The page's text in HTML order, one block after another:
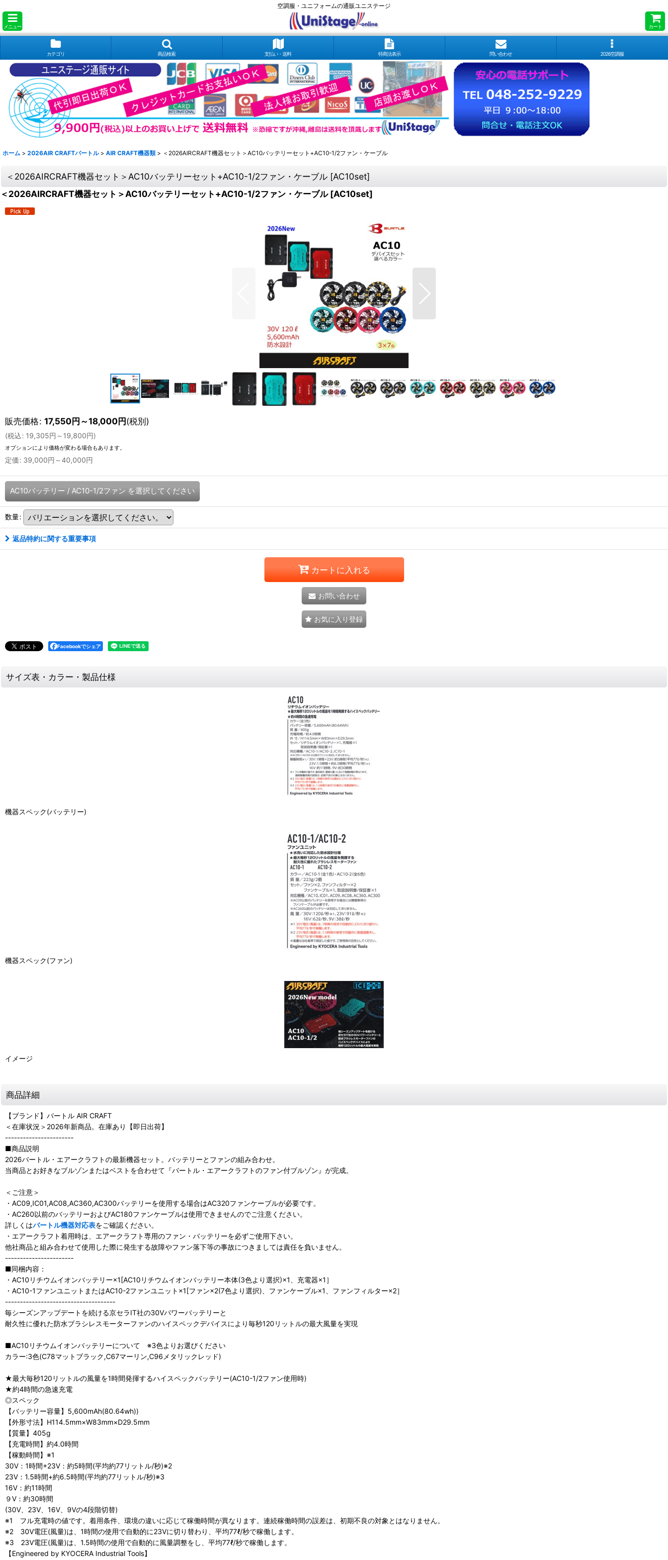
空調服・ユニフォームの通販ユニステージ
メニュー カート
カテゴリ 商品検索 支払い・送料 特商法表示 問い合わせ 2026空調服
ホーム > 2026AIR CRAFTバートル > AIR CRAFT機器類 > ＜2026AIRCRAFT機器セット＞AC10バッテリーセット+AC10-1/2ファン・ケーブル
＜2026AIRCRAFT機器セット＞AC10バッテリーセット+AC10-1/2ファン・ケーブル [AC10set]
＜2026AIRCRAFT機器セット＞AC10バッテリーセット+AC10-1/2ファン・ケーブル [AC10set]
販売価格: 17,550円～18,000円(税別)
(税込: 19,305円 ～19,800円)
オプションにより価格が変わる場合もあります。
定価: 39,000円 ～40,000円
AC10バッテリー / AC10-1/2ファン を選択してください
数量:
返品特約に関する重要事項
カートに入れる
お問い合わせ
お気に入り登録
Facebookでシェア
サイズ表・カラー・製品仕様
機器スペック(バッテリー)
機器スペック(ファン)
イメージ
商品詳細
【ブランド】バートル AIR CRAFT
＜在庫状況＞2026年新商品。在庫あり【即日出荷】
-----------------------
■商品説明
2026バートル・エアークラフトの最新機器セット。バッテリーとファンの組み合わせ。
当商品とお好きなブルゾンまたはベストを合わせて『バートル・エアークラフトのファン付ブルゾン』が完成。
＜ご注意＞
・AC09,IC01,AC08,AC360,AC300バッテリーを使用する場合はAC320ファンケーブルが必要です。
・AC260以前のバッテリーおよびAC180ファンケーブルは使用できませんのでご注意ください。
詳しくはバートル機器対応表をご確認ください。
・エアークラフト着用時は、エアークラフト専用のファン・バッテリーを必ずご使用下さい。
他社商品と組み合わせて使用した際に発生する故障やファン落下等の事故につきましては責任を負いません。
-----------------------
■同梱内容：
・AC10リチウムイオンバッテリー×1[AC10リチウムイオンバッテリー本体(3色より選択)×1、充電器×1］
・AC10-1ファンユニットまたはAC10-2ファンユニット×1[ファン×2(7色より選択)、ファンケーブル×1、ファンフィルター×2］
-------------------------------------
毎シーズンアップデートを続ける京セラIT社の30Vパワーバッテリーと
耐久性に優れた防水ブラシレスモーターファンのハイスペックデバイスにより毎秒120リットルの最大風量を実現
■AC10リチウムイオンバッテリーについて ※3色よりお選びください
カラー:3色(C78マットブラック,C67マーリン,C96メタリックレッド)
★最大毎秒120リットルの風量を1時間発揮するハイスペックバッテリー(AC10-1/2ファン使用時)
★約4時間の急速充電
◎スペック
【バッテリー容量】5,600mAh(80.64wh))
【外形寸法】H114.5mm×W83mm×D29.5mm
【質量】405g
【充電時間】約4.0時間
【稼動時間】※1
30V：1時間+23V：約5時間(平均約77リットル/秒)※2
23V：1.5時間+約6.5時間(平均約77リットル/秒)※3
16V：約11時間
９V：約30時間
(30V、23V、16V、9Vの4段階切替)
※1 フル充電時の値です。着用条件、環境の違いに応じて稼働時間が異なります。連続稼働時間の誤差は、初期不良の対象とはなりません。
※2 30V電圧(風量)は、1時間の使用で自動的に23Vに切り替わり、平均77ℓ/秒で稼働します。
※3 23V電圧(風量)は、1.5時間の使用で自動的に風量調整をし、平均77ℓ/秒で稼働します。
【Engineered by KYOCERA Industrial Tools】